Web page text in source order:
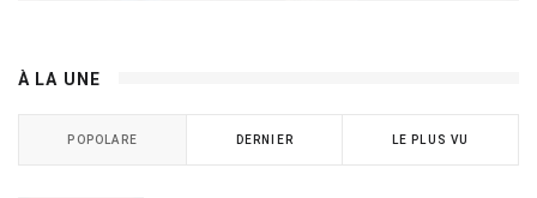
À LA UNE
POPOLARE DERNIER LE PLUS VU